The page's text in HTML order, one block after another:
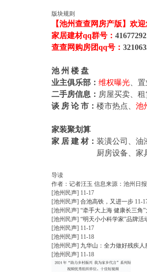
版块规则
【池州查查网房产版】欢
家居建材qq群号： 41677292
查查网购房团qq号：
池 州 楼 盘
业主俱乐部： 维权曝光 、
二手房信息： 房屋买卖、租
谈 房 论 市： 楼市热点、 池
家装聚划算
家 居 建 材： 装潢公司、油
厨房设备、家具家饰
导读
作者：记者汪玉 信息来源：池州日
[池州民声] 11-17
[池州民声] 合池高铁，又进一步 11-
[池州民声] “牵手大上海 健康长三角
[池州民声] “明天小小科学家”品牌活
[池州民声] 11-17
[池州民声] 11-18
[池州民声] 九华山：全力做好残疾人
[池州民声] 11-18